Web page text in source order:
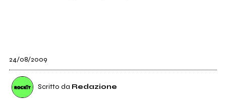
24/08/2009
Scritto da Redazione